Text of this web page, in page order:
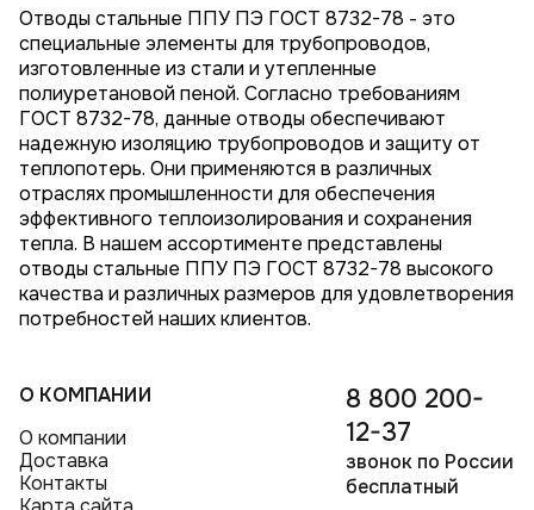
Отводы стальные ППУ ПЭ ГОСТ 8732-78 - это
специальные элементы для трубопроводов,
изготовленные из стали и утепленные
полиуретановой пеной. Согласно требованиям
ГОСТ 8732-78, данные отводы обеспечивают
надежную изоляцию трубопроводов и защиту от
теплопотерь. Они применяются в различных
отраслях промышленности для обеспечения
эффективного теплоизолирования и сохранения
тепла. В нашем ассортименте представлены
отводы стальные ППУ ПЭ ГОСТ 8732-78 высокого
качества и различных размеров для удовлетворения
потребностей наших клиентов.
О КОМПАНИИ
О компании
Доставка
Контакты
8 800 200-
12-37
звонок по России
бесплатный